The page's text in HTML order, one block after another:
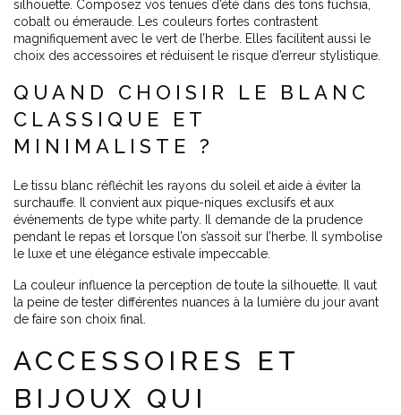
silhouette. Composez vos tenues d’été dans des tons fuchsia,
cobalt ou émeraude. Les couleurs fortes contrastent
magnifiquement avec le vert de l’herbe. Elles facilitent aussi le
choix des accessoires et réduisent le risque d’erreur stylistique.
QUAND CHOISIR LE BLANC
CLASSIQUE ET
MINIMALISTE ?
Le tissu blanc réfléchit les rayons du soleil et aide à éviter la
surchauffe. Il convient aux pique-niques exclusifs et aux
événements de type white party. Il demande de la prudence
pendant le repas et lorsque l’on s’assoit sur l’herbe. Il symbolise
le luxe et une élégance estivale impeccable.
La couleur influence la perception de toute la silhouette. Il vaut
la peine de tester différentes nuances à la lumière du jour avant
de faire son choix final.
ACCESSOIRES ET
BIJOUX QUI